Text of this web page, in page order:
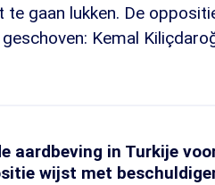
gaan lukken. De
Kemal
aardbeving in Turkije
wijst met